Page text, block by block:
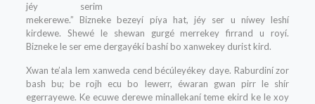
jéy serim
mekerewe.” Bizneke bezeyí píya hat, jéy ser u níwey leshí
kirdewe. Shewé le shewan gurgé merrekey firrand u royí.
Bizneke le ser eme dergayékí bashí bo xanwekey durist kird.
Xwan te’ala lem xanweda cend bécúleyékey daye. Raburdiní zor
bash bu; be rojh ecu bo lewerr, éwaran gwan pirr le shír
egerrayewe. Ke ecuwe derewe minallekaní teme ekird ke le xoy